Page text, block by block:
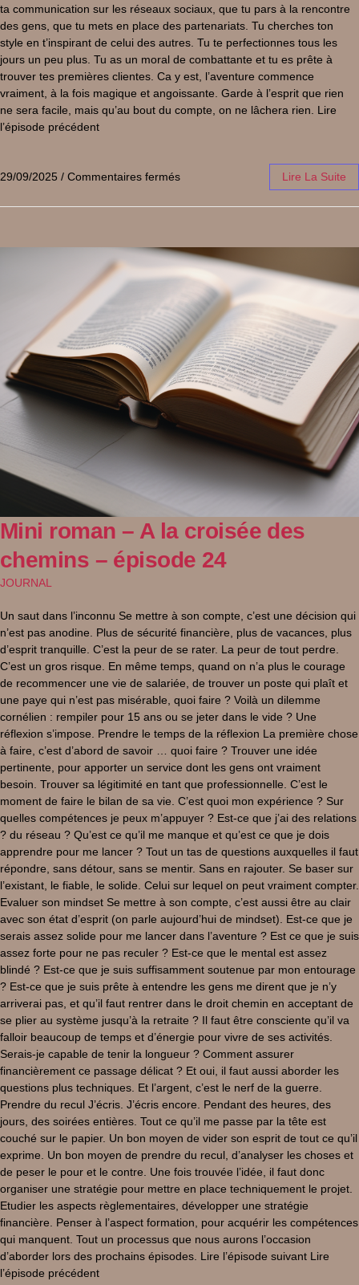
ta communication sur les réseaux sociaux, que tu pars à la rencontre
des gens, que tu mets en place des partenariats. Tu cherches ton
style en t’inspirant de celui des autres. Tu te perfectionnes tous les
jours un peu plus. Tu as un moral de combattante et tu es prête à
trouver tes premières clientes. Ca y est, l’aventure commence
vraiment, à la fois magique et angoissante. Garde à l’esprit que rien
ne sera facile, mais qu’au bout du compte, on ne lâchera rien. Lire
l’épisode précédent
29/09/2025 / Commentaires fermés Lire La Suite
Mini roman – A la croisée des
chemins – épisode 24
JOURNAL
Un saut dans l’inconnu Se mettre à son compte, c’est une décision qui
n’est pas anodine. Plus de sécurité financière, plus de vacances, plus
d’esprit tranquille. C’est la peur de se rater. La peur de tout perdre.
C’est un gros risque. En même temps, quand on n’a plus le courage
de recommencer une vie de salariée, de trouver un poste qui plaît et
une paye qui n’est pas misérable, quoi faire ? Voilà un dilemme
cornélien : rempiler pour 15 ans ou se jeter dans le vide ? Une
réflexion s’impose. Prendre le temps de la réflexion La première chose
à faire, c’est d’abord de savoir … quoi faire ? Trouver une idée
pertinente, pour apporter un service dont les gens ont vraiment
besoin. Trouver sa légitimité en tant que professionnelle. C’est le
moment de faire le bilan de sa vie. C’est quoi mon expérience ? Sur
quelles compétences je peux m’appuyer ? Est-ce que j’ai des relations
? du réseau ? Qu’est ce qu’il me manque et qu’est ce que je dois
apprendre pour me lancer ? Tout un tas de questions auxquelles il faut
répondre, sans détour, sans se mentir. Sans en rajouter. Se baser sur
l’existant, le fiable, le solide. Celui sur lequel on peut vraiment compter.
Evaluer son mindset Se mettre à son compte, c’est aussi être au clair
avec son état d’esprit (on parle aujourd’hui de mindset). Est-ce que je
serais assez solide pour me lancer dans l’aventure ? Est ce que je suis
assez forte pour ne pas reculer ? Est-ce que le mental est assez
blindé ? Est-ce que je suis suffisamment soutenue par mon entourage
? Est-ce que je suis prête à entendre les gens me dirent que je n’y
arriverai pas, et qu’il faut rentrer dans le droit chemin en acceptant de
se plier au système jusqu’à la retraite ? Il faut être consciente qu’il va
falloir beaucoup de temps et d’énergie pour vivre de ses activités.
Serais-je capable de tenir la longueur ? Comment assurer
financièrement ce passage délicat ? Et oui, il faut aussi aborder les
questions plus techniques. Et l’argent, c’est le nerf de la guerre.
Prendre du recul J’écris. J’écris encore. Pendant des heures, des
jours, des soirées entières. Tout ce qu’il me passe par la tête est
couché sur le papier. Un bon moyen de vider son esprit de tout ce qu’il
exprime. Un bon moyen de prendre du recul, d’analyser les choses et
de peser le pour et le contre. Une fois trouvée l’idée, il faut donc
organiser une stratégie pour mettre en place techniquement le projet.
Etudier les aspects règlementaires, développer une stratégie
financière. Penser à l’aspect formation, pour acquérir les compétences
qui manquent. Tout un processus que nous aurons l’occasion
d’aborder lors des prochains épisodes. Lire l’épisode suivant Lire
l’épisode précédent